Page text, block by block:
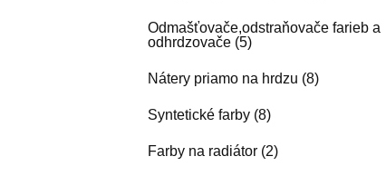
Odmašťovače,odstraňovače farieb a
odhrdzovače (5)
Nátery priamo na hrdzu (8)
Syntetické farby (8)
Farby na radiátor (2)